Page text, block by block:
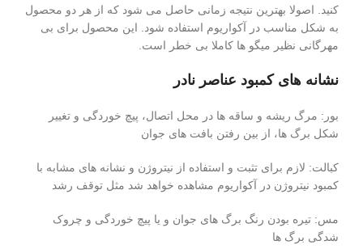
کنید. اصولا بهترین نتیجه زمانی حاصل می شود که از هر دو محصول
به شکل مناسب در آکواریوم استفاده شود. این محصول برای بی
مهرگانی نظیر میگو ها کاملا بی خطر است.
نشانه های کمبود عناصر نادر
بور: مرگ ریشه و ساقه ها در محل اتصال، پیچ خوردگی و تغییر
شکل برگ ها، از بین رفتن بافت های جوان
کبالت: لازم برای تثبت و استفاده از نیتروژن و نشانه های مشابه با
کمبود نیتروژن در آکواریوم مشاهده خواهد شد مثل توقف رشد
مس: تیره بودن رنگ برگ های جوان و یا پیچ خوردگی و چروک
شدگی برگ ها